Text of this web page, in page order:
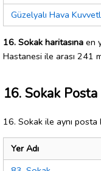
Güzelyalı Hava
16. Sokak haritasına en
Hastanesi ile arası 241
16. Sokak
16. Sokak ile aynı
Yer Adı